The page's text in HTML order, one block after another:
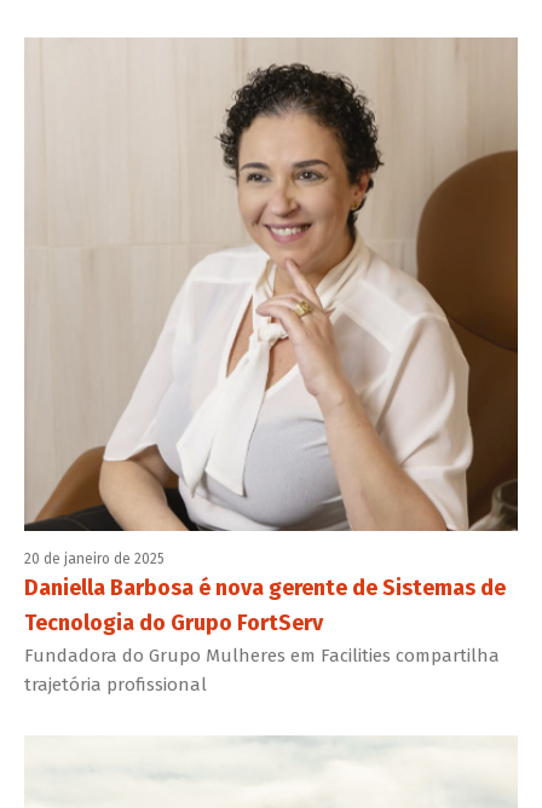
20 de janeiro de 2025
Daniella Barbosa é nova gerente de Sistemas de
Tecnologia do Grupo FortServ
Fundadora do Grupo Mulheres em Facilities compartilha
trajetória profissional